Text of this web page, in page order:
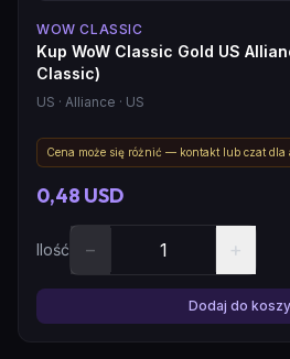
WOW CLASSIC
Kup WoW Classic Gold US
Classic)
US · Alliance · US
Cena może się różnić — kontakt lub czat dla
0,48 USD
Ilość − +
Dodaj do